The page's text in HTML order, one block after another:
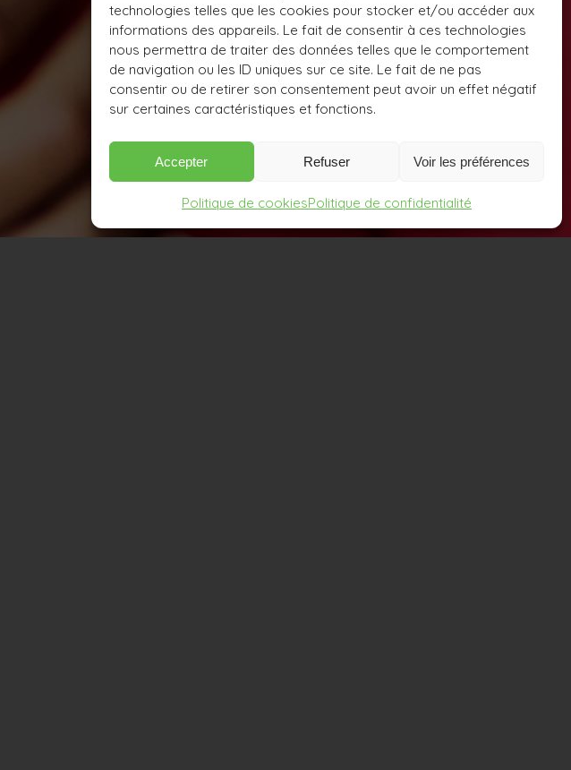
technologies telles que les cookies pour stocker et/ou accéder aux
informations des appareils. Le fait de consentir à ces technologies
nous permettra de traiter des données telles que le comportement
de navigation ou les ID uniques sur ce site. Le fait de ne pas
consentir ou de retirer son consentement peut avoir un effet négatif
sur certaines caractéristiques et fonctions.
Accepter Refuser Voir les préférences
Politique de cookiesPolitique de confidentialité